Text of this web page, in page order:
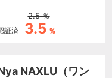
証済
2.5 ％
3.5 ％
NAXLU（ワン